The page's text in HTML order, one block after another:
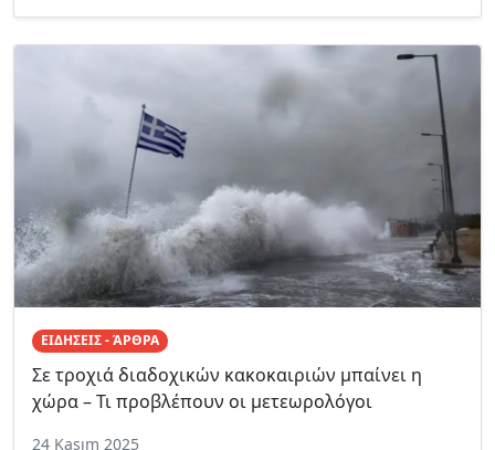
ΕΙΔΗΣΕΙΣ - ΆΡΘΡΑ
Σε τροχιά διαδοχικών κακοκαιριών μπαίνει η
χώρα – Τι προβλέπουν οι μετεωρολόγοι
24 Kasım 2025